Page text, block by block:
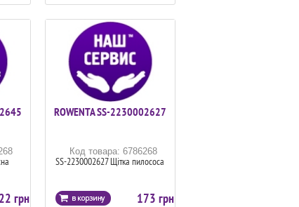
грн
ROWENTA SS-2230002627
Код товара: 6786268
SS-2230002627 Щітка пилососа
173 грн